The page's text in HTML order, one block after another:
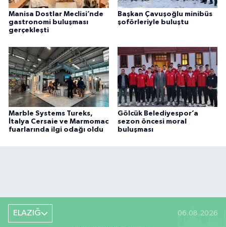
Manisa Dostlar Meclisi’nde
gastronomi buluşması
gerçekleşti
Başkan Çavuşoğlu minibüs
şoförleriyle buluştu
Marble Systems Tureks,
İtalya Cersaie ve Marmomac
fuarlarında ilgi odağı oldu
Gölcük Belediyespor’a
sezon öncesi moral
buluşması
ELAZIĞ 06.08.2026